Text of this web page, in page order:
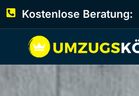
Kostenlose Beratung: